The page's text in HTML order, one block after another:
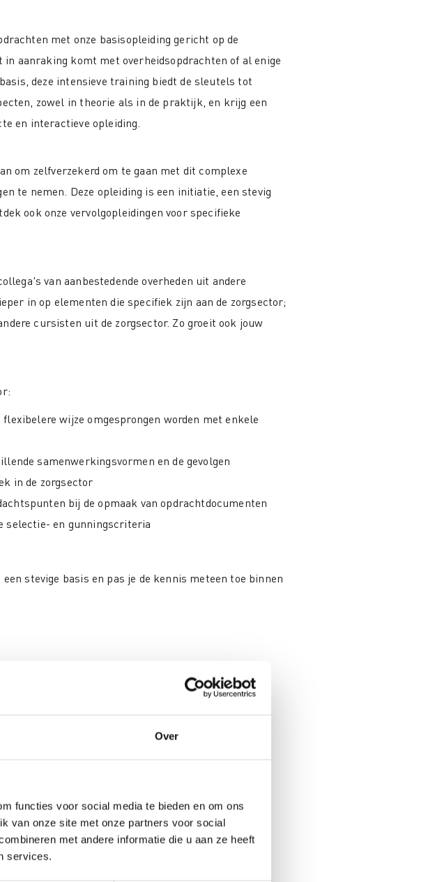
Over
functies voor social media te bieden en om ons
van onze site met onze partners voor social
met andere informatie die u aan ze heeft
services.
met onze basisopleiding gericht op de
in aanraking komt met overheidsopdrachten of al enige
deze intensieve training biedt de sleutels tot
zowel in theorie als in de praktijk, en krijg een
en interactieve opleiding.
om zelfverzekerd om te gaan met dit complexe
te nemen. Deze opleiding is een initiatie, een stevig
ook onze vervolgopleidingen voor specifieke
van aanbestedende overheden uit andere
in op elementen die specifiek zijn aan de zorgsector;
cursisten uit de zorgsector. Zo groeit ook jouw
wijze omgesprongen worden met enkele
samenwerkingsvormen en de gevolgen
in de zorgsector
bij de opmaak van opdrachtdocumenten
selectie- en gunningscriteria
stevige basis en pas je de kennis meteen toe binnen
: Om alles te situeren en te begrijpen.
overheidsopdracht: Van behoefte tot gunning en
: Waarop te letten, mogelijke struikelblokken, en de